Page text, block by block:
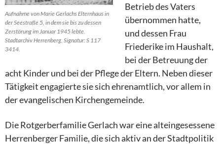
Aufnahme von Marie Gerlachs Elternhaus in
der Seestraße 5, in dem sie bis zu dessen
Zerstörung im Januar 1945 lebte.
Stadtarchiv Herrenberg, Signatur: S 117
3414.
Betrieb des Vaters
übernommen hatte,
und dessen Frau
Friederike im Haushalt,
bei der Betreuung der
acht Kinder und bei der Pflege der Eltern. Neben dieser
Tätigkeit engagierte sie sich ehrenamtlich, vor allem in
der evangelischen Kirchengemeinde.
Die Rotgerberfamilie Gerlach war eine alteingesessene
Herrenberger Familie, die sich aktiv an der Stadtpolitik